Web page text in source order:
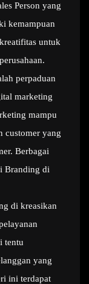
Person yang
kemampuan
untuk
perpaduan
marketing
mampu
customer yang
Berbagai
Branding di
di kreasikan
tentu
yang
ini terdapat